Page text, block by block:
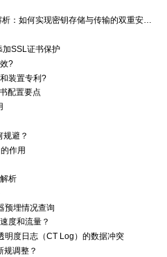
SSL证书与硬件安全模块HSM深度解析：如何实现密钥存储与传输的双重安全防护？
加SSL证书保护
?
装置专利?
配置要点
避？
作用
析
预埋情况查询
度和流量？
明度日志（CT Log）的数据冲突
规调整？